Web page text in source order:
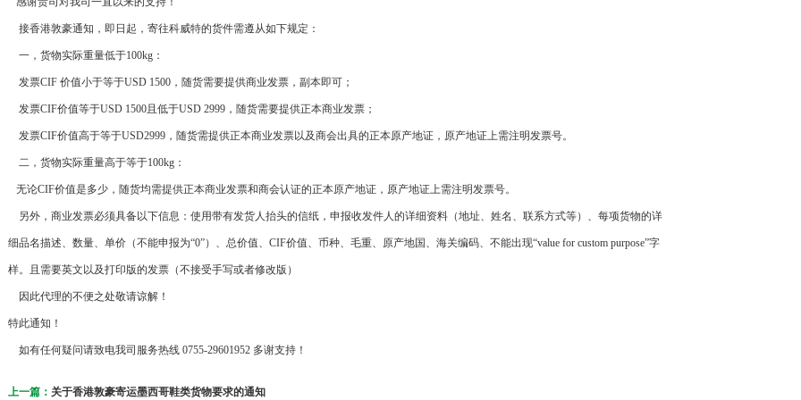
接香港敦豪通知，即日起，寄往科威特的货件需遵从如下规定：
一，货物实际重量低于100kg：
发票CIF 价值小于等于USD 1500，随货需要提供商业发票，副本即可；
发票CIF价值等于USD 1500且低于USD 2999，随货需要提供正本商业发票；
发票CIF价值高于等于USD2999，随货需提供正本商业发票以及商会出具的正本原产地证，原产地证上需注明发票号。
二，货物实际重量高于等于100kg：
无论CIF价值是多少，随货均需提供正本商业发票和商会认证的正本原产地证，原产地证上需注明发票号。
另外，商业发票必须具备以下信息：使用带有发货人抬头的信纸，申报收发件人的详细资料（地址、姓名、联系方式等）、每项货物的详
细品名描述、数量、单价（不能申报为“0”）、总价值、CIF价值、币种、毛重、原产地国、海关编码、不能出现“value for custom purpose”字
样。且需要英文以及打印版的发票（不接受手写或者修改版）
因此代理的不便之处敬请谅解！
特此通知！
如有任何疑问请致电我司服务热线 0755-29601952 多谢支持！
上一篇： 关于香港敦豪寄运墨西哥鞋类货物要求的通知